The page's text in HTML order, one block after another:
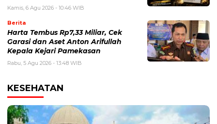
Kamis, 6 Agu 2026 - 10:46 WIB
Berita
Harta Tembus Rp7,33 Miliar, Cek
Garasi dan Aset Anton Arifullah
Kepala Kejari Pamekasan
Rabu, 5 Agu 2026 - 13:48 WIB
KESEHATAN